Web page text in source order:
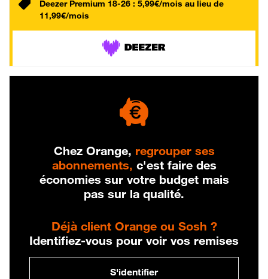
Deezer Premium 18-26 : 5,99€/mois au lieu de
11,99€/mois
Chez Orange, regrouper ses
abonnements, c'est faire des
économies sur votre budget mais
pas sur la qualité.
Déjà client Orange ou Sosh ?
Identifiez-vous pour voir vos remises
S'identifier